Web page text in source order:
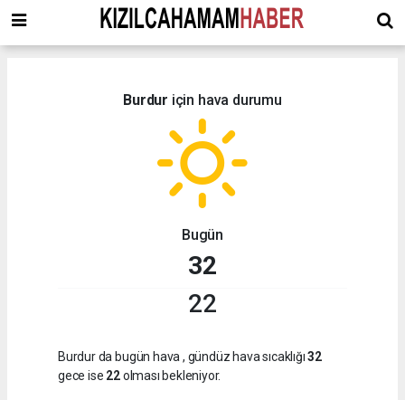
Burdur için hava durumu
Bugün
32
22
Burdur da bugün hava , gündüz hava sıcaklığı32
gece ise 22olması bekleniyor.